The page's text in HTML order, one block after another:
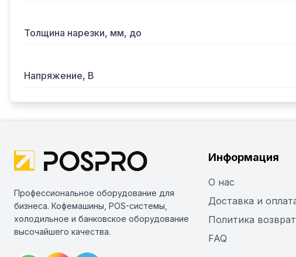
Толщина нарезки, мм, до
Напряжение, В
Профессиональное оборудование для
бизнеса. Кофемашины, POS-системы,
холодильное и банковское оборудование
высочайшего качества.
Информация
О нас
Доставка и
Политика
FAQ